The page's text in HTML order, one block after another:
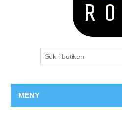
MENY